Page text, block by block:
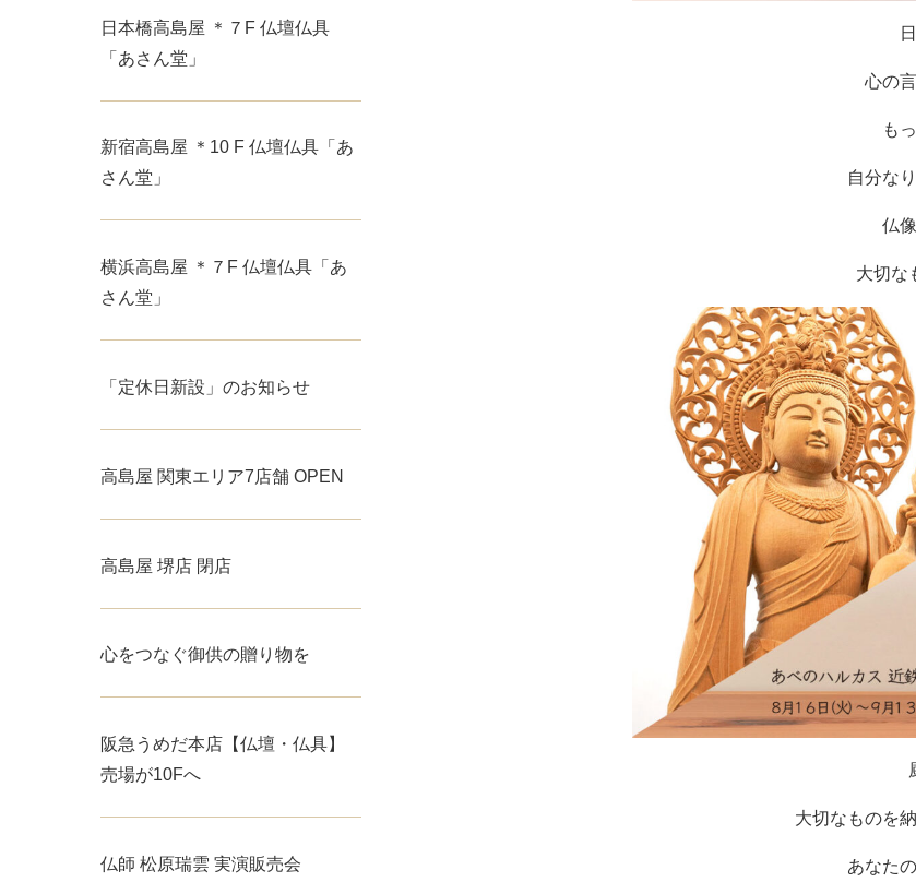
心の
も
自分な
仏
大切な
大切なものを
あなた
日本橋高島屋 ＊７F 仏壇仏具
「あさん堂」
新宿高島屋 ＊10 F 仏壇仏具「あ
さん堂」
横浜高島屋 ＊７F 仏壇仏具「あ
さん堂」
「定休日新設」のお知らせ
高島屋 関東エリア7店舗 OPEN
高島屋 堺店 閉店
心をつなぐ御供の贈り物を
阪急うめだ本店【仏壇・仏具】
売場が10Fへ
仏師 松原瑞雲 実演販売会